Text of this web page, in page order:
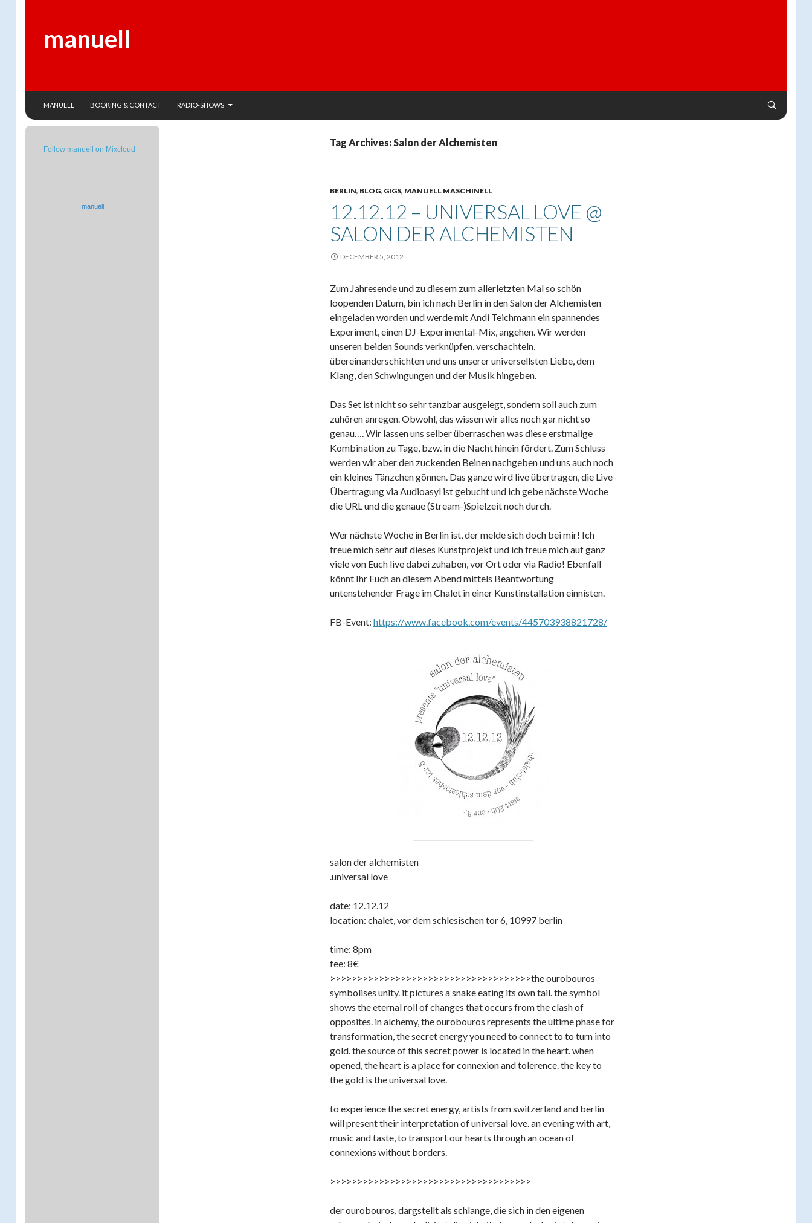
manuell
MANUELL
BOOKING & CONTACT RADIO-SHOWS
Tag Archives: Salon der Alchemisten
BERLIN, BLOG, GIGS, MANUELL MASCHINELL
12.12.12 – UNIVERSAL LOVE @
SALON DER ALCHEMISTEN
DECEMBER 5, 2012
Zum Jahresende und zu diesem zum allerletzten Mal so schön
loopenden Datum, bin ich nach Berlin in den Salon der Alchemisten
eingeladen worden und werde mit Andi Teichmann ein spannendes
Experiment, einen DJ-Experimental-Mix, angehen. Wir werden
unseren beiden Sounds verknüpfen, verschachteln,
übereinanderschichten und uns unserer universellsten Liebe, dem
Klang, den Schwingungen und der Musik hingeben.
Das Set ist nicht so sehr tanzbar ausgelegt, sondern soll auch zum
zuhören anregen. Obwohl, das wissen wir alles noch gar nicht so
genau…. Wir lassen uns selber überraschen was diese erstmalige
Kombination zu Tage, bzw. in die Nacht hinein fördert. Zum Schluss
werden wir aber den zuckenden Beinen nachgeben und uns auch noch
ein kleines Tänzchen gönnen. Das ganze wird live übertragen, die Live-
Übertragung via Audioasyl ist gebucht und ich gebe nächste Woche
die URL und die genaue (Stream-)Spielzeit noch durch.
Wer nächste Woche in Berlin ist, der melde sich doch bei mir! Ich
freue mich sehr auf dieses Kunstprojekt und ich freue mich auf ganz
viele von Euch live dabei zuhaben, vor Ort oder via Radio! Ebenfall
könnt Ihr Euch an diesem Abend mittels Beantwortung
untenstehender Frage im Chalet in einer Kunstinstallation einnisten.
FB-Event: https://www.facebook.com/events/445703938821728/
salon der alchemisten
.universal love
date: 12.12.12
location: chalet, vor dem schlesischen tor 6, 10997 berlin
time: 8pm
fee: 8€
>>>>>>>>>>>>>>>>>>>>>>>>>>>>>>>>>>>>>the ourobouros
symbolises unity. it pictures a snake eating its own tail. the symbol
shows the eternal roll of changes that occurs from the clash of
opposites. in alchemy, the ourobouros represents the ultime phase for
transformation, the secret energy you need to connect to to turn into
gold. the source of this secret power is located in the heart. when
opened, the heart is a place for connexion and tolerence. the key to
the gold is the universal love.
to experience the secret energy, artists from switzerland and berlin
will present their interpretation of universal love. an evening with art,
music and taste, to transport our hearts through an ocean of
connexions without borders.
>>>>>>>>>>>>>>>>>>>>>>>>>>>>>>>>>>>>>
der ourobouros, dargstellt als schlange, die sich in den eigenen
Follow manuell on Mixcloud
manuell